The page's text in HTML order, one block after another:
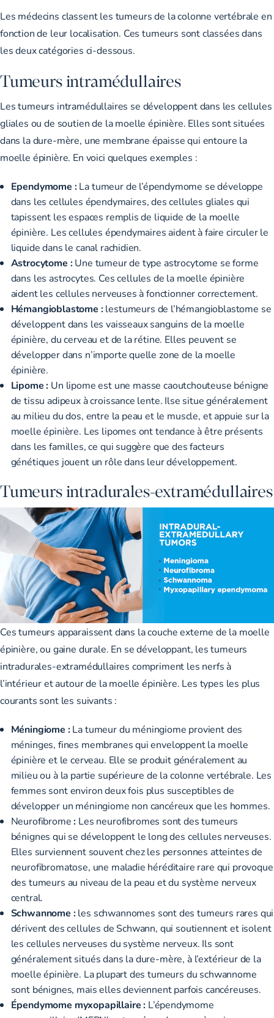
Les médecins classent les tumeurs de la colonne vertébrale en
fonction de leur localisation. Ces tumeurs sont classées dans
les deux catégories ci-dessous.
Tumeurs intramédullaires
Les tumeurs intramédullaires se développent dans les cellules
gliales ou de soutien de la moelle épinière. Elles sont situées
dans la dure-mère, une membrane épaisse qui entoure la
moelle épinière. En voici quelques exemples :
Ependymome :Latumeur de l’épendymome se développe
dans les cellules épendymaires, des cellules gliales qui
tapissent les espaces remplis de liquide de la moelle
épinière. Les cellules épendymaires aident à faire circuler le
liquide dans le canal rachidien.
Astrocytome :Une tumeur de type astrocytome se forme
dans les astrocytes. Ces cellules de la moelle épinière
aident les cellules nerveuses à fonctionner correctement.
Hémangioblastome :lestumeurs de l’hémangioblastome se
développent dans les vaisseaux sanguins de la moelle
épinière, du cerveau et de la rétine. Elles peuvent se
développer dans n’importe quelle zone de la moelle
épinière.
Lipome : Un lipome est une masse caoutchouteuse bénigne
de tissu adipeux à croissance lente. Ilse situe généralement
au milieu du dos, entre la peau et le muscle, et appuie sur la
moelle épinière. Les lipomes ont tendance à être présents
dans les familles, ce qui suggère que des facteurs
génétiques jouent un rôle dans leur développement.
Tumeurs intradurales-extramédullaires
Ces tumeurs apparaissent dans la couche externe de la moelle
épinière, ou gaine durale. En se développant, les tumeurs
intradurales-extramédullaires compriment les nerfs à
l’intérieur et autour de la moelle épinière. Les types les plus
courants sont les suivants :
Méningiome :La tumeur du méningiome provient des
méninges, fines membranes qui enveloppent la moelle
épinière et le cerveau. Elle se produit généralement au
milieu ou à la partie supérieure de la colonne vertébrale. Les
femmes sontenviron deux fois plus susceptibles de
développer un méningiome non cancéreux que les hommes.
Neurofibrome: Les neurofibromes sont des tumeurs
bénignes qui se développent le long des cellules nerveuses.
Elles surviennent souvent chez les personnes atteintes de
neurofibromatose, une maladie héréditaire rare qui provoque
des tumeurs au niveau de la peau et du système nerveux
central.
Schwannome :les schwannomes sont des tumeurs rares qui
dérivent des cellules de Schwann, qui soutiennent et isolent
les cellules nerveuses du système nerveux. Ils sont
généralement situés dans la dure-mère, à l’extérieur de la
moelle épinière. La plupart destumeurs du schwannome
sont bénignes, mais elles deviennent parfois cancéreuses.
Épendymome myxopapillaire : L’épendymome